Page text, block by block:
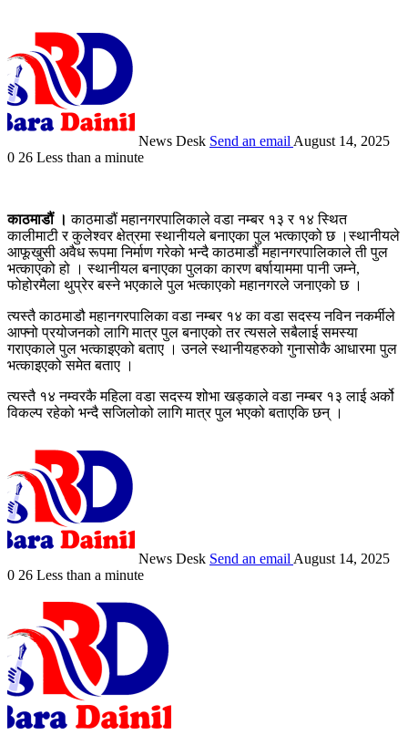
News Desk Send an email August 14, 2025
0 26 Less than a minute
काठमाडौं । काठमाडौं महानगरपालिकाले वडा नम्बर १३ र १४ स्थित
कालीमाटी र कुलेश्वर क्षेत्रमा स्थानीयले बनाएका पुल भत्काएको छ ।स्थानीयले
आफूखुसी अवैध रूपमा निर्माण गरेको भन्दै काठमाडौं महानगरपालिकाले ती पुल
भत्काएको हो । स्थानीयल बनाएका पुलका कारण बर्षायाममा पानी जम्ने,
फोहोरमैला थुप्रेर बस्ने भएकाले पुल भत्काएको महानगरले जनाएको छ ।
त्यस्तै काठमाडौ महानगरपालिका वडा नम्बर १४ का वडा सदस्य नविन नकर्मीले
आफ्नो प्रयोजनको लागि मात्र पुल बनाएको तर त्यसले सबैलाई समस्या
गराएकाले पुल भत्काइएको बताए । उनले स्थानीयहरुको गुनासोकै आधारमा पुल
भत्काइएको समेत बताए ।
त्यस्तै १४ नम्वरकै महिला वडा सदस्य शोभा खड्काले वडा नम्बर १३ लाई अर्को
विकल्प रहेको भन्दै सजिलोको लागि मात्र पुल भएको बताएकि छन् ।
News Desk Send an email August 14, 2025
0 26 Less than a minute